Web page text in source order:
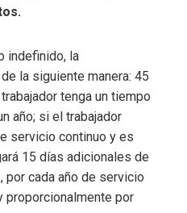
indefinido, la
la siguiente manera: 45
tenga un tiempo
año; si el trabajador
servicio continuo y es
15 días adicionales de
cada año de servicio
proporcionalmente por